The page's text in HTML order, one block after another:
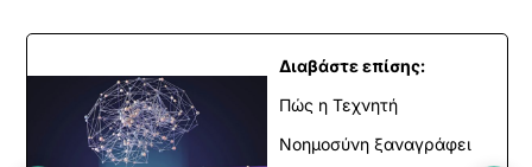
Διαβάστε επίσης:
Πώς η Τεχνητή
Νοημοσύνη ξαναγράφει